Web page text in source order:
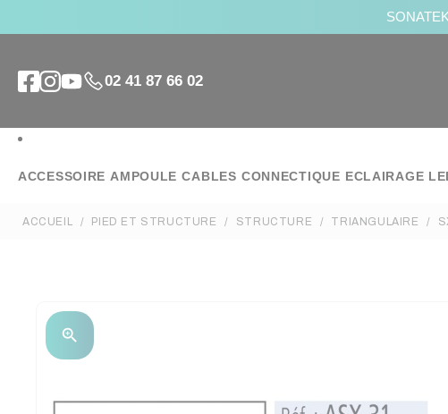
02 41 87 66 02
ACCESSOIRE AMPOULE CABLES CONNECTIQUE ECLAIRAGE
ACCUEIL PIED ET STRUCTURE STRUCTURE TRIANGULAIRE
zoom_in